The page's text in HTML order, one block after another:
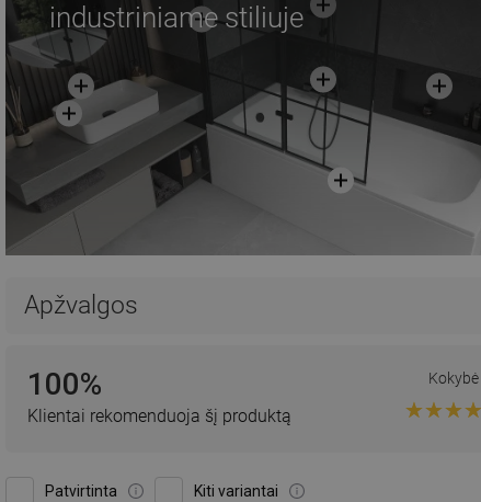
industriniame stiliuje
Apžvalgos
100%
Klientai rekomenduoja šį produktą
Kokybė
Patvirtinta Kiti variantai